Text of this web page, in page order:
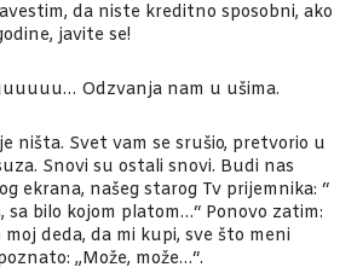
da niste kreditno sposobni, ako
javite se!
Odzvanja nam u ušima.
ništa. Svet vam se srušio, pretvorio u
Snovi su ostali snovi. Budi nas
ekrana, našeg starog Tv prijemnika: “
sa bilo kojom platom…“ Ponovo zatim:
moj deda, da mi kupi, sve što meni
„Može, može…“.